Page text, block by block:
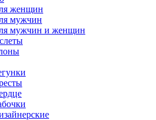
женщин
мужчин
мужчин и женщин